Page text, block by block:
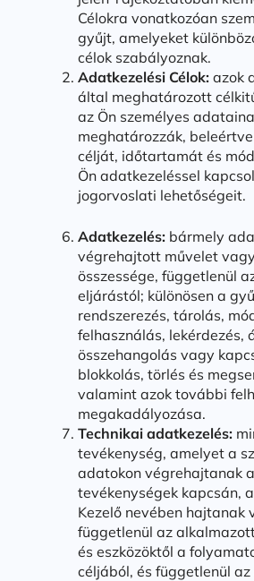
Célokra vonatkozóan
gyűjt, amelyeket
célok szabályoznak.
Adatkezelési Célok:azok
által meghatározott
az Ön személyes
meghatározzák,
célját, időtartamát és
Ön adatkezeléssel
jogorvoslati lehetőségeit.
Adatkezelés:bármely
végrehajtott művelet
összessége, függetlenül
eljárástól; különösen a
rendszerezés, tárolás,
felhasználás, lekérdezés,
összehangolás vagy
blokkolás, törlés és
valamint azok további
megakadályozása.
Technikai adatkezelés:
tevékenység, amelyet a
adatokon végrehajtanak
tevékenységek kapcsán,
Kezelő nevében hajtanak
függetlenül az
és eszközöktől a
céljából, és függetlenül